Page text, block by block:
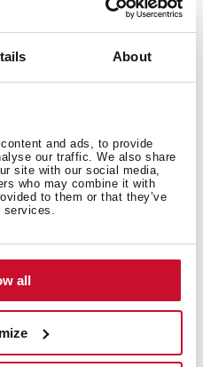
About
and ads, to provide
our traffic. We also share
site with our social media,
who may combine it with
to them or that they’ve
services.
all